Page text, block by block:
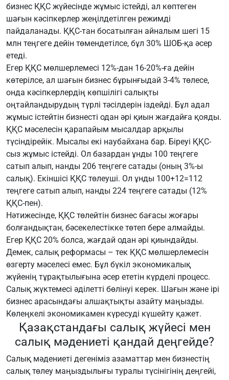
бизнес ҚҚС жүйесінде жұмыс істейді, ал көптеген
шағын кәсіпкерлер жеңілдетілген режимді
пайдаланады. ҚҚС-тан босатылған айналым шегі 15
млн теңгеге дейін төмендетілсе, бұл 30% ШОБ-қа әсер
етеді.
Егер ҚҚС мөлшерлемесі 12%-дан 16-20%-ға дейін
көтерілсе, ал шағын бизнес бұрынғыдай 3-4% төлесе,
онда кәсіпкерлердің көпшілігі салықты
оңтайландырудың түрлі тәсілдерін іздейді. Бұл адал
жұмыс істейтін бизнесті одан әрі қиын жағдайға қояды.
ҚҚС мәселесін қарапайым мысалдар арқылы
түсіндірейік. Мысалы екі наубайхана бар. Біреуі ҚҚС-
сыз жұмыс істейді. Ол базардан ұнды 100 теңгеге
сатып алып, нанды 206 теңгеге сатады (оның 3%-ы
салық). Екіншісі ҚҚС төлеуші. Ол ұнды 100+12=112
теңгеге сатып алып, нанды 224 теңгеге сатады (12%
ҚҚС-пен).
Нәтижесінде, ҚҚС төлейтін бизнес бағасы жоғары
болғандықтан, бәсекелестікке төтеп бере алмайды.
Егер ҚҚС 20% болса, жағдай одан әрі қиындайды.
Демек, салық реформасы – тек ҚҚС мөлшерлемесін
өзгерту мәселесі емес. Бұл бүкіл экономикалық
жүйенің тұрақтылығына әсер ететін күрделі процесс.
Салық жүктемесі әділетті бөлінуі керек. Шағын және ірі
бизнес арасындағы алшақтықты азайту маңызды.
Көлеңкелі экономикамен күресуді күшейту қажет.
Қазақстандағы салық жүйесі мен
салық мәдениеті қандай деңгейде?
Салық мәдениеті дегеніміз азаматтар мен бизнестің
салық төлеу маңыздылығы туралы түсінігінің деңгейі,